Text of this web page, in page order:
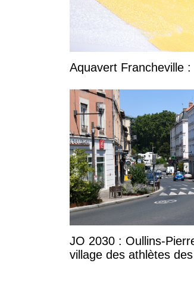
Aquavert Francheville
JO 2030 : Oullins-
village des athlètes